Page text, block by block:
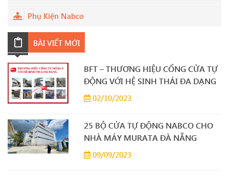
Phụ Kiện Nabco
BÀI VIẾT MỚI
BFT – THƯƠNG HIỆU CỔNG CỬA TỰ
ĐỘNG VỚI HỆ SINH THÁI ĐA DẠNG
02/10/2023
25 BỘ CỬA TỰ ĐỘNG NABCO CHO
NHÀ MÁY MURATA ĐÀ NẴNG
09/09/2023